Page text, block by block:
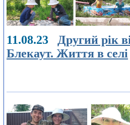
11.08.23 Другий рік
Блекаут. Життя в селі